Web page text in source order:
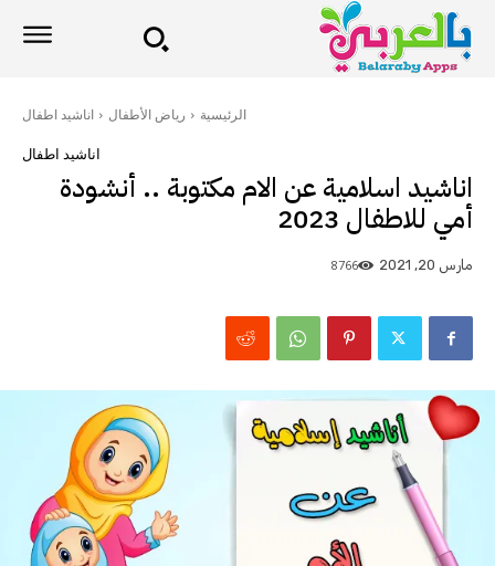
الرئيسية رياض الأطفال اناشيد اطفال
اناشيد اطفال
اناشيد اسلامية عن الام مكتوبة .. أنشودة
أمي للاطفال 2023
مارس 20, 2021 8766